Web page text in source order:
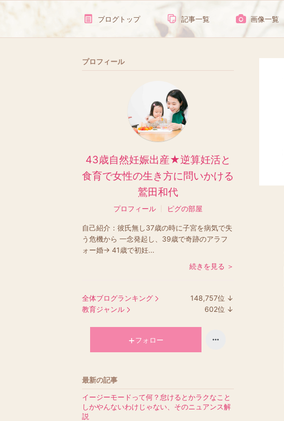
ブログトップ 記事一覧 画像一覧
プロフィール
43歳自然妊娠出産★逆算妊活と
食育で女性の生き方に問いかける
鷲田和代
プロフィール ピグの部屋
自己紹介： 彼氏無し37歳の時に子宮を病気で失
う危機から 一念発起し、39歳で奇跡のアラフ
ォー婚→ 41歳で初妊...
続きを見る ＞
全体ブログランキング 148,757位 ↓
教育ジャンル 602位 ↓
フォロー
最新の記事
イージーモードって何？怠けるとかラクなこと
しかやんないわけじゃない、そのニュアンス解
説